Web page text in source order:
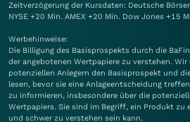
Zeitverzögerung der Kursdaten: Deutsche
NYSE +20 Min. AMEX +20 Min. Dow Jones +15
Werbehinweise:
Die Billigung des Basisprospekts durch die
der angebotenen Wertpapiere zu verstehen.
potenziellen Anlegern den Basisprospekt und
lesen, bevor sie eine Anlageentscheidung
zu informieren, insbesondere über die
Wertpapiers. Sie sind im Begriff, ein Produkt zu
und schwer zu verstehen sein kann.